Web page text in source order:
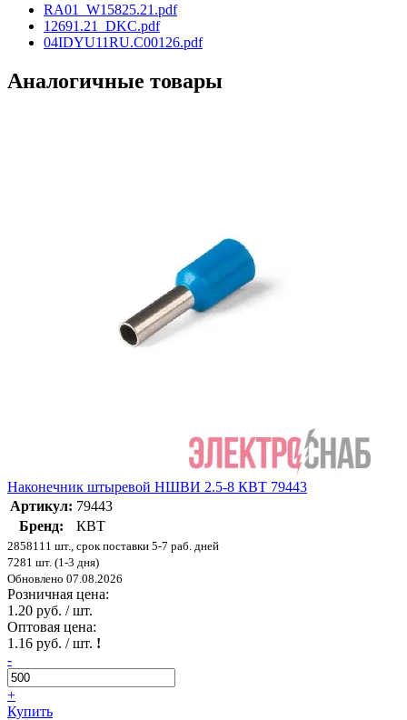
RA01_W15825.21.pdf
12691.21_DKC.pdf
04IDYU11RU.C00126.pdf
Аналогичные товары
Наконечник штыревой НШВИ 2.5-8 КВТ 79443
Артикул: 79443
Бренд:
КВТ
2858111 шт., срок поставки 5-7 раб. дней
7281 шт. (1-3 дня)
Обновлено 07.08.2026
Розничная цена:
1.20 руб. / шт.
Оптовая цена:
1.16 руб. / шт. !
-
+
Купить